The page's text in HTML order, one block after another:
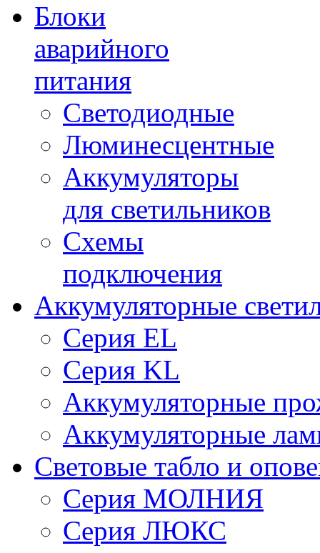
Блоки
аварийного
питания
Светодиодные
Люминесцентные
Аккумуляторы
для светильников
Схемы
подключения
Аккумуляторные
Серия EL
Серия KL
Аккумуляторные
Аккумуляторные
Световые табло и
Серия МОЛНИЯ
Серия ЛЮКС